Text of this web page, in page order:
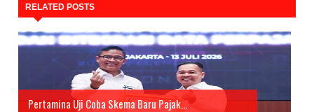
RELATED POSTS
Pertamina Uji Coba Skema Baru Pajak...